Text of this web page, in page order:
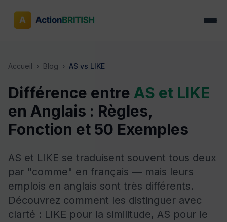
Accueil › Blog › AS vs LIKE
Différence entre AS et LIKE
en Anglais : Règles,
Fonction et 50 Exemples
AS et LIKE se traduisent souvent tous deux
par "comme" en français — mais leurs
emplois en anglais sont très différents.
Découvrez comment les distinguer avec
clarté : LIKE pour la similitude, AS pour le